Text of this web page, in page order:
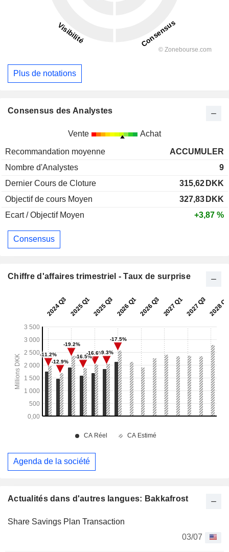
Actualités dans d'autres langues: Bakkafrost
Share Savings Plan Transaction
03/07
Plus de notations
Consensus des Analystes
Vente Achat
Recommandation moyenne
ACCUMULER
Nombre d'Analystes
9
Dernier Cours de Cloture
315,62 DKK
Objectif de cours Moyen
327,83 DKK
Ecart / Objectif Moyen
+3,87 %
Consensus
Chiffre d'affaires trimestriel - Taux de surprise
Agenda de la société